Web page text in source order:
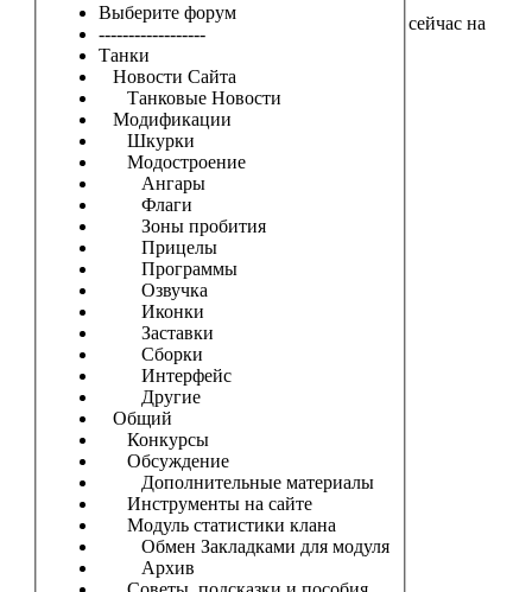
Выберите форум
------------------
Танки
Новости Сайта
Танковые Новости
Модификации
Шкурки
Модостроение
Ангары
Флаги
Зоны пробития
Прицелы
Программы
Озвучка
Иконки
Заставки
Сборки
Интерфейс
Другие
Общий
Конкурсы
Обсуждение
Дополнительные материалы
Инструменты на сайте
Модуль статистики клана
Обмен Закладками для модуля
Архив
сейчас на